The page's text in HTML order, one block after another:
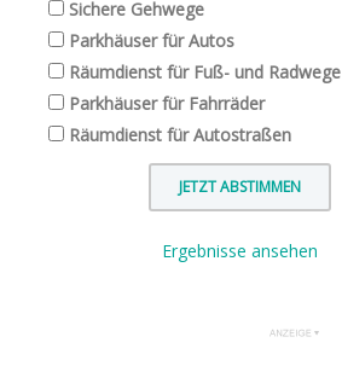
Sichere Gehwege
Parkhäuser für Autos
Räumdienst für Fuß- und Radwege
Parkhäuser für Fahrräder
Räumdienst für Autostraßen
Ergebnisse ansehen